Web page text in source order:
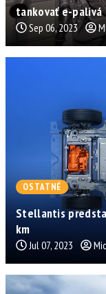
tankovať e-palivá
Sep 06, 2023
OSTATNÉ
Stellantis
km
Jul 07, 2023